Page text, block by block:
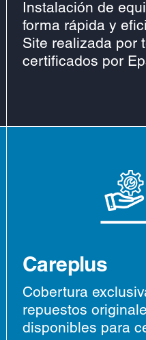
Instalación de
forma rápida y
Site realizada por
certificados por
Careplus
Cobertura
repuestos
disponibles para